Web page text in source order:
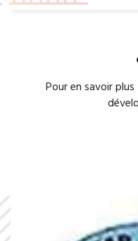
Pour en savoir plus